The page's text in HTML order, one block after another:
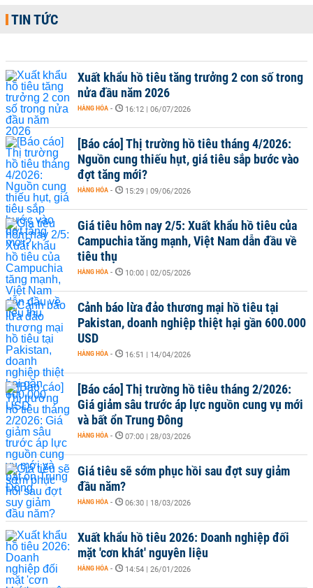
TIN TỨC
Xuất khẩu hồ tiêu tăng trưởng 2 con số trong
nửa đầu năm 2026
HÀNG HÓA - 16:12 | 06/07/2026
[Báo cáo] Thị trường hồ tiêu tháng 4/2026:
Nguồn cung thiếu hụt, giá tiêu sắp bước vào
đợt tăng mới?
HÀNG HÓA - 15:29 | 09/06/2026
Giá tiêu hôm nay 2/5: Xuất khẩu hồ tiêu của
Campuchia tăng mạnh, Việt Nam dẫn đầu về
tiêu thụ
HÀNG HÓA - 10:00 | 02/05/2026
Cảnh báo lừa đảo thương mại hồ tiêu tại
Pakistan, doanh nghiệp thiệt hại gần 600.000
USD
HÀNG HÓA - 16:51 | 14/04/2026
[Báo cáo] Thị trường hồ tiêu tháng 2/2026:
Giá giảm sâu trước áp lực nguồn cung vụ mới
và bất ổn Trung Đông
HÀNG HÓA - 07:00 | 28/03/2026
Giá tiêu sẽ sớm phục hồi sau đợt suy giảm
đầu năm?
HÀNG HÓA - 06:30 | 18/03/2026
Xuất khẩu hồ tiêu 2026: Doanh nghiệp đối
mặt 'cơn khát' nguyên liệu
HÀNG HÓA - 14:54 | 26/01/2026